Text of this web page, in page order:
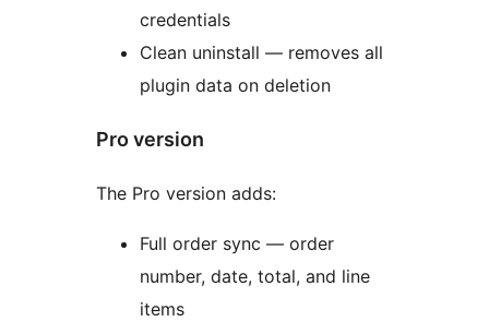
credentials
Clean uninstall — removes all
plugin data on deletion
Pro version
The Pro version adds:
Full order sync — order
number, date, total, and line
items